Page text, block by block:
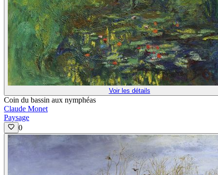
Voir les détails
Coin du bassin aux nymphéas
Claude Monet
Paysage
0